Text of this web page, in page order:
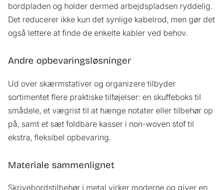
bordpladen og holder dermed arbejdspladsen ryddelig.
Det reducerer ikke kun det synlige kabelrod, men gør det
også lettere at finde de enkelte kabler ved behov.
Andre opbevaringsløsninger
Ud over skærmstativer og organizere tilbyder
sortimentet flere praktiske tilføjelser: en skuffeboks til
smådele, et vægrist til at hænge notater eller tilbehør op
på, samt et sæt foldbare kasser i non-woven stof til
ekstra, fleksibel opbevaring.
Materiale sammenlignet
Skrivebordstilbehør i metal virker moderne og giver en